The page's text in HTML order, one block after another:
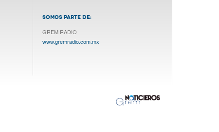
SOMOS PARTE DE:
GREM RADIO
www.gremradio.com.mx